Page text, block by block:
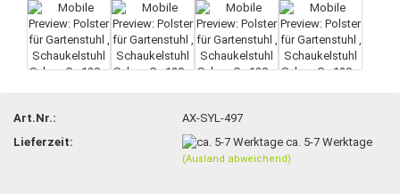
Art.Nr.:
AX-SYL-497
Lieferzeit:
ca. 5-7 Werktage
(Ausland abweichend)